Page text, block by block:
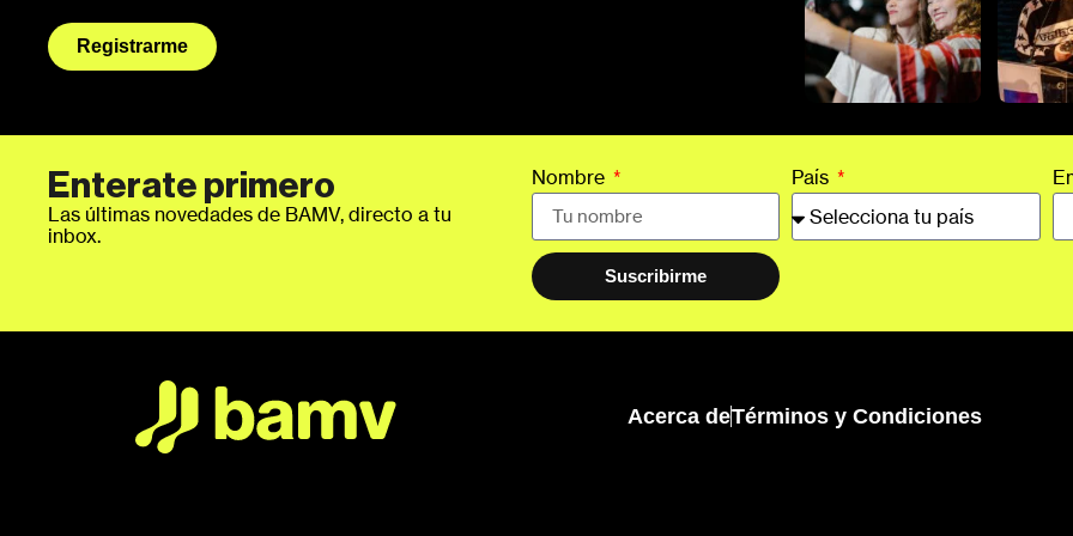
Registrarme
Enterate primero
Las últimas novedades de BAMV, directo a tu
inbox.
Nombre País
Suscribirme
Acerca deTérminos y Condiciones